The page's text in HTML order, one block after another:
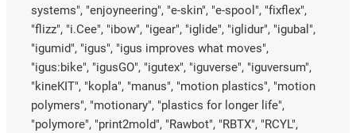
systems", "enjoyneering", "e-skin", "e-spool", "fixflex",
"flizz", "i.Cee", "ibow", "igear", "iglide", "iglidur", "igubal",
"igumid", "igus", "igus improves what moves",
"igus:bike", "igusGO", "igutex", "iguverse", "iguversum",
"kineKIT", "kopla", "manus", "motion plastics", "motion
polymers", "motionary", "plastics for longer life",
"polymore", "print2mold", "Rawbot", "RBTX", "RCYL",